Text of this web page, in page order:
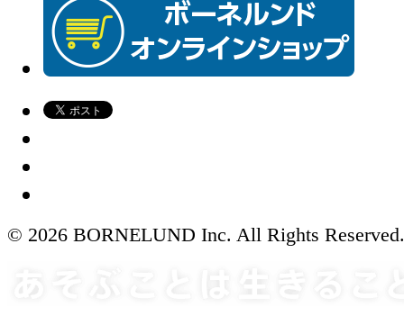
© 2026 BORNELUND Inc. All Rights Reserved.